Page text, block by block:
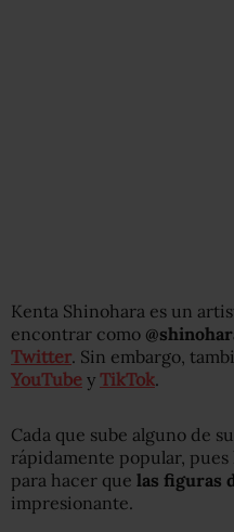
Kenta Shinohara es un
encontrar como
Twitter. Sin embargo,
YouTube y TikTok.
Cada que sube alguno de
rápidamente popular,
para hacer que las figuras
impresionante.